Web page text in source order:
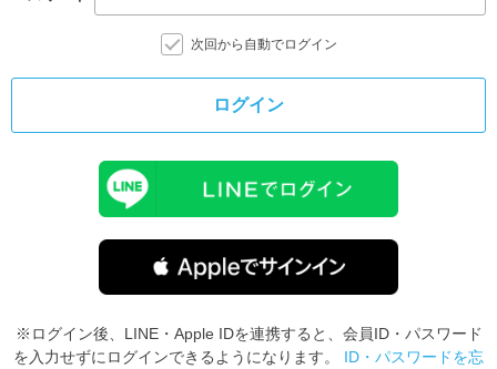
次回から自動でログイン
ログイン
※ログイン後、LINE・Apple IDを連携すると、会員ID・パスワード
を入力せずにログインできるようになります。 ID・パスワードを忘